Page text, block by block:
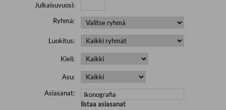
Julkaisuvuosi:
Ryhmä:
Luokitus:
Kieli:
Asu:
Asiasanat:
listaa asiasanat